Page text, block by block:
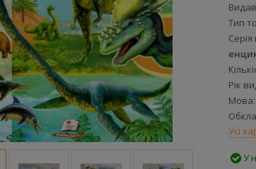
Тип
Рік
Мова
Усі
У